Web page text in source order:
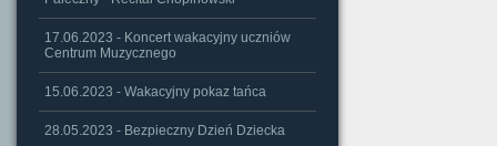
17.06.2023 - Koncert wakacyjny uczniów
Centrum Muzycznego
15.06.2023 - Wakacyjny pokaz tańca
28.05.2023 - Bezpieczny Dzień Dziecka